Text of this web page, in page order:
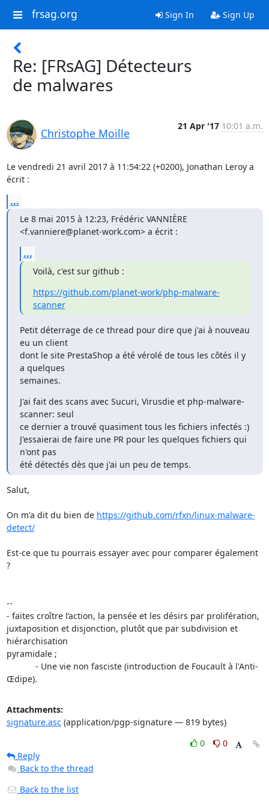
frsag.org Sign In Sign Up
Re: [FRsAG] Détecteurs
de malwares
Christophe Moille
21 Apr '17 10:01 a.m.
Le vendredi 21 avril 2017 à 11:54:22 (+0200), Jonathan Leroy a
écrit :
...
Le 8 mai 2015 à 12:23, Frédéric VANNIÈRE
<f.vanniere@planet-work.com> a écrit :
...
Voilà, c'est sur github :
https://github.com/planet-work/php-malware-
scanner
Petit déterrage de ce thread pour dire que j'ai à nouveau
eu un client
dont le site PrestaShop a été vérolé de tous les côtés il y
a quelques
semaines.
J'ai fait des scans avec Sucuri, Virusdie et php-malware-
scanner: seul
ce dernier a trouvé quasiment tous les fichiers infectés :)
J'essaierai de faire une PR pour les quelques fichiers qui
n'ont pas
été détectés dès que j'ai un peu de temps.
Salut,
On m'a dit du bien de https://github.com/rfxn/linux-malware-
detect/
Est-ce que tu pourrais essayer avec pour comparer également
?
--
- faites croître l’action, la pensée et les désirs par prolifération,
juxtaposition et disjonction, plutôt que par subdivision et
hiérarchisation
pyramidale ;
Œdipe).
Attachments:
signature.asc(application/pgp-signature — 819 bytes)
0
0
Reply
Back to the thread
Back to the list